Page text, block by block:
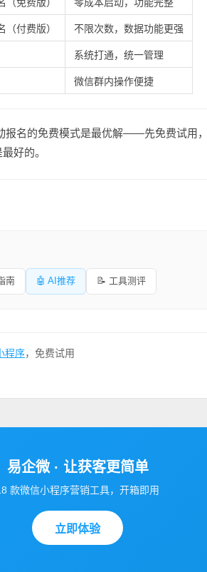
（付费版） 不限次数，数据功能更强
系统打通，统一管理
微信群内操作便捷
报名的免费模式是最优解——先免费试用
好的。
南 🤖 AI推荐 📝 工具测评
程序，免费试用
易企微 · 让获客更简单
款微信小程序营销工具，开箱即用
立即体验